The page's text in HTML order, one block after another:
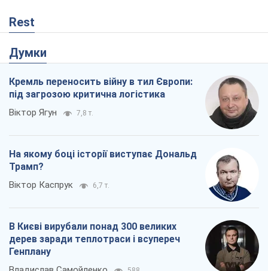
Rest
Думки
Кремль переносить війну в тил Європи:
під загрозою критична логістика
Віктор Ягун 7,8 т.
На якому боці історії виступає Дональд
Трамп?
Віктор Каспрук 6,7 т.
В Києві вирубали понад 300 великих
дерев заради теплотраси і всупереч
Генплану